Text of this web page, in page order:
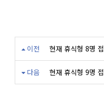
이전 현재 휴식형 8명
다음 현재 휴식형 9명